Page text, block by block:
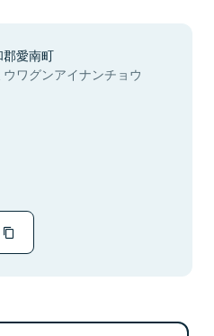
愛南町
ウワグンアイナンチョウ